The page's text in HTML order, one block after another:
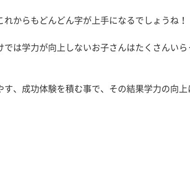
からもどんどん字が上手になるでしょうね！
は学力が向上しないお子さんはたくさんいら
、成功体験を積む事で、その結果学力の向上